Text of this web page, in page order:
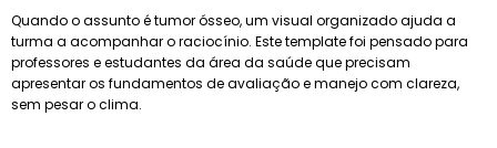
Quando o assunto é tumor ósseo, um visual organizado ajuda a
turma a acompanhar o raciocínio. Este template foi pensado para
professores e estudantes da área da saúde que precisam
apresentar os fundamentos de avaliação e manejo com clareza,
sem pesar o clima.